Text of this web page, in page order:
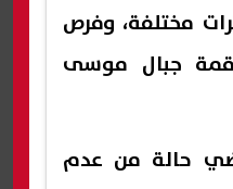
مختلفة، وفرص
قمة جبال موسى
حالة من عدم